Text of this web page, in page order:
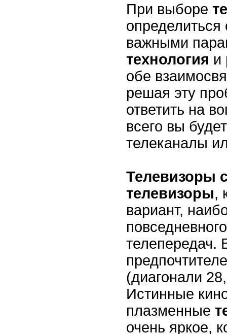
При выборе
важными
технология и
обе
решая эту
ответить на
всего вы
телеканалы
Телевизоры
телевизоры,
вариант,
телепередач.
(диагонали
Истинные
плазменные
очень яркое,